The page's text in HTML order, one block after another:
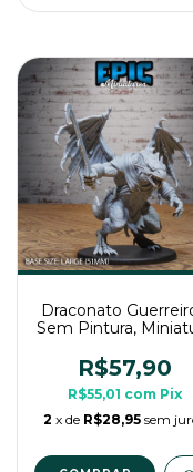
Draconato
Sem Pintura,
de Mesa
R$57,90
R$55,01 com Pix
2 x de R$28,95 sem